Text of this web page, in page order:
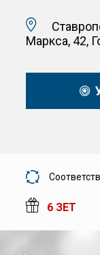
Маркса, 42,
6 ЗЕТ